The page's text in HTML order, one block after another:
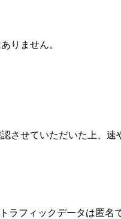
りません。
させていただいた上、
ラフィックデータは匿